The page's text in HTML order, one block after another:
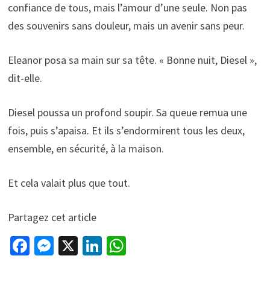
confiance de tous, mais l’amour d’une seule. Non pas
des souvenirs sans douleur, mais un avenir sans peur.
Eleanor posa sa main sur sa tête. « Bonne nuit, Diesel »,
dit-elle.
Diesel poussa un profond soupir. Sa queue remua une
fois, puis s’apaisa. Et ils s’endormirent tous les deux,
ensemble, en sécurité, à la maison.
Et cela valait plus que tout.
Partagez cet article
Fa M X Li W